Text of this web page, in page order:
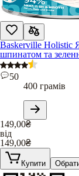
Baskerville Holistic
шпинатом та
50
400 грамів
149,00₴
від
149,00₴
Купити